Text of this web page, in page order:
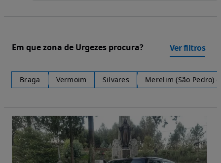
Em que zona de Urgezes procura? Ver filtros
Braga Vermoim Silvares Merelim (São Pedro)